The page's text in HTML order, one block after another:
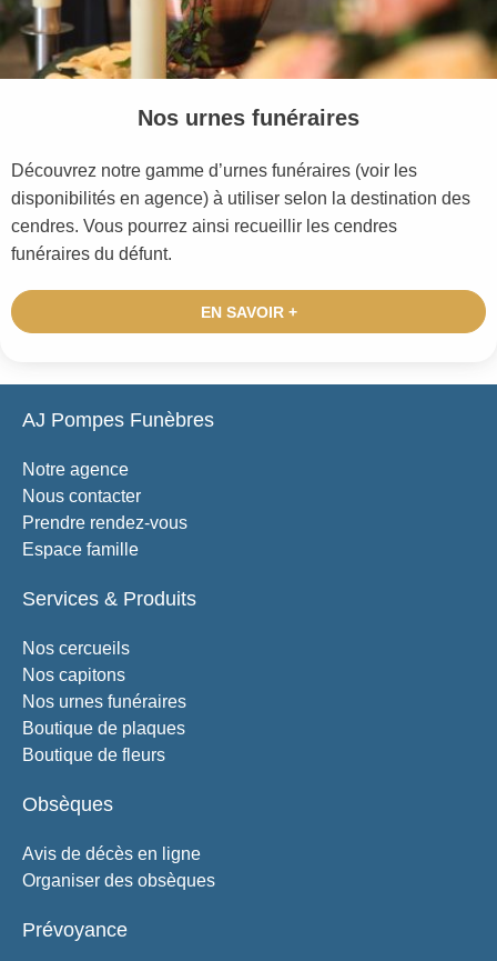
Nos urnes funéraires
Découvrez notre gamme d’urnes funéraires (voir les
disponibilités en agence) à utiliser selon la destination des
cendres. Vous pourrez ainsi recueillir les cendres
funéraires du défunt.
EN SAVOIR +
AJ Pompes Funèbres
Notre agence
Nous contacter
Prendre rendez-vous
Espace famille
Services & Produits
Nos cercueils
Nos capitons
Nos urnes funéraires
Boutique de plaques
Boutique de fleurs
Obsèques
Avis de décès en ligne
Organiser des obsèques
Prévoyance